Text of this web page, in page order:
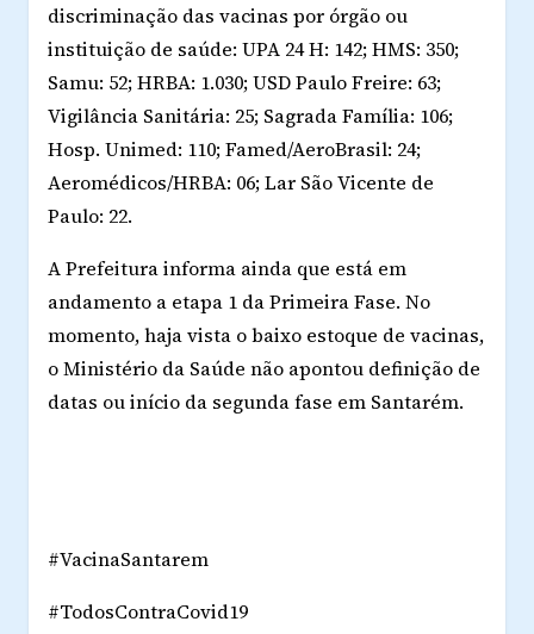
discriminação das vacinas por órgão ou
instituição de saúde: UPA 24 H: 142; HMS: 350;
Samu: 52; HRBA: 1.030; USD Paulo Freire: 63;
Vigilância Sanitária: 25; Sagrada Família: 106;
Hosp. Unimed: 110; Famed/AeroBrasil: 24;
Aeromédicos/HRBA: 06; Lar São Vicente de
Paulo: 22.
A Prefeitura informa ainda que está em
andamento a etapa 1 da Primeira Fase. No
momento, haja vista o baixo estoque de vacinas,
o Ministério da Saúde não apontou definição de
datas ou início da segunda fase em Santarém.
#VacinaSantarem
#TodosContraCovid19